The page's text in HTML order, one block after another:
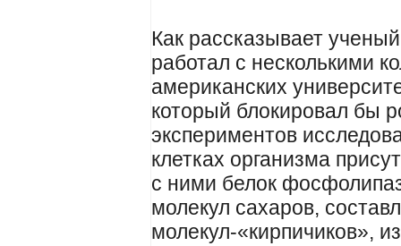
Как рассказывает
работал с несколькими
американских
который блокировал бы
экспериментов
клетках организма
с ними белок
молекул сахаров,
молекул-«кирпичиков»,